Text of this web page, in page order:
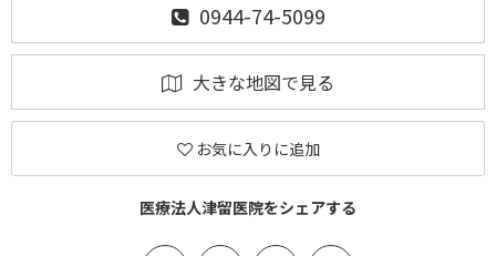
0944-74-5099
大きな地図で見る
お気に入りに追加
医療法人津留医院をシェアする